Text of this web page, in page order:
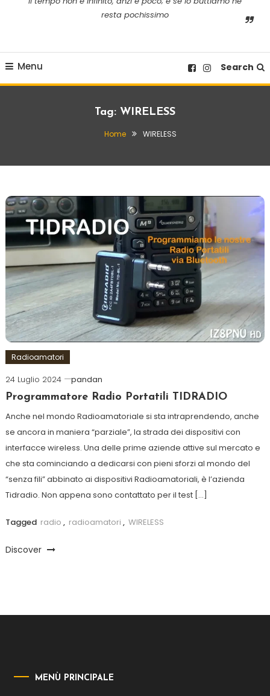
resta pochissimo
Menu Search
Tag: WIRELESS
Home WIRELESS
Radioamatori
24 Luglio 2024
pandan
Programmatore Radio Portatili TIDRADIO
Anche nel mondo Radioamatoriale si sta intraprendendo, anche
se ancora in maniera “parziale”, la strada dei dispositivi con
interfacce wireless. Una delle prime aziende attive sul mercato e
che sta cominciando a dedicarsi con pieni sforzi al mondo del
“senza fili” abbinato ai dispositivi Radioamatoriali, è l’azienda
Tidradio. Non appena sono contattato per il test […]
Tagged radio , radioamatori , WIRELESS
Discover
MENÙ PRINCIPALE